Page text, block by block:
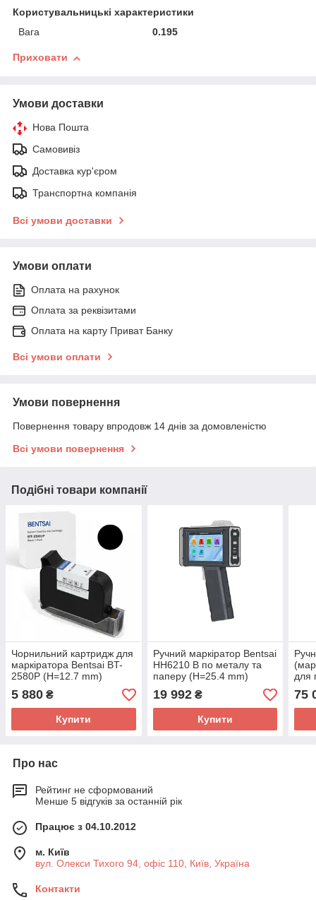
Користувальницькі характеристики
Вага
0.195
Приховати
Умови доставки
Нова Пошта
Самовивіз
Доставка кур'єром
Транспортна компанія
Всі умови доставки
Умови оплати
Оплата на рахунок
Оплата за реквізитами
Оплата на карту Приват Банку
Всі умови оплати
Умови повернення
Повернення товару впродовж 14 днів за домовленістю
Всі умови повернення
Подібні товари компанії
Чорнильний картридж для
маркіратора Bentsai BT-
2580P (H=12.7 mm)
5 880 ₴
Купити
Ручний маркіратор Bentsai
HH6210 B по металу та
паперу (H=25.4 mm)
19 992₴
Купити
для
75
Про нас
Рейтинг не сформований
Менше 5 відгуків за останній рік
Працює з 04.10.2012
м. Київ
вул. Олекси Тихого 94, офіс 110, Київ, Україна
Контакти